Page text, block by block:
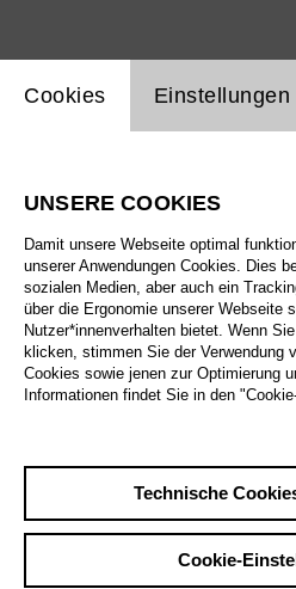
Alle Sparten
Alle Spielstätten
Alle Merkmale
Sa29.8.
Einstellung Website Cookie
Cookies Einstellungen
UNSERE COOKIES
Damit unsere Webseite optimal
unserer Anwendungen Cookies. Dies
sozialen Medien, aber auch ein
über die Ergonomie unserer Webseite
Nutzer*innenverhalten bietet. Wenn
klicken, stimmen Sie der Verwendung
Cookies sowie jenen zur Optimierung
Informationen findet Sie in den
Technische
Cookie-